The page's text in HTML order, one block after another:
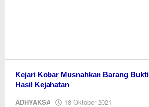
Kejari Kobar Musnahkan Barang Bukti
Hasil Kejahatan
ADHYAKSA 18 Oktober 2021